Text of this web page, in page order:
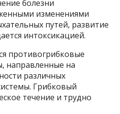
болезни
изменениями
путей, развитие
интоксикацией.
противогрибковые
направленные на
различных
Грибковый
течение и трудно